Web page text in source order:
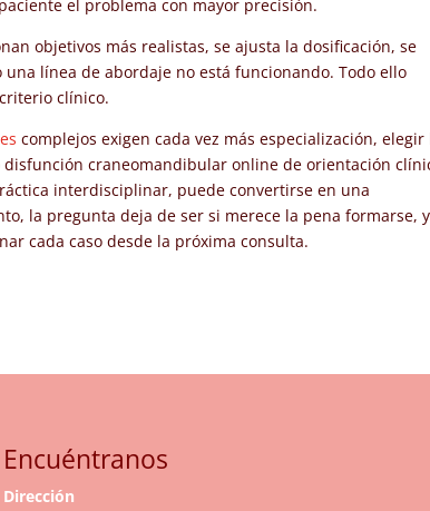
el problema con mayor precisión.
objetivos más realistas, se ajusta la dosificación, se
línea de abordaje no está funcionando. Todo ello
clínico.
complejos exigen cada vez más especialización, elegir
craneomandibular online de orientación
interdisciplinar, puede convertirse en una
la pregunta deja de ser si merece la pena formarse, y
cada caso desde la próxima consulta.
Encuéntranos
Dirección